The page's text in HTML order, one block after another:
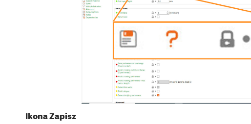
Ikona Zapisz